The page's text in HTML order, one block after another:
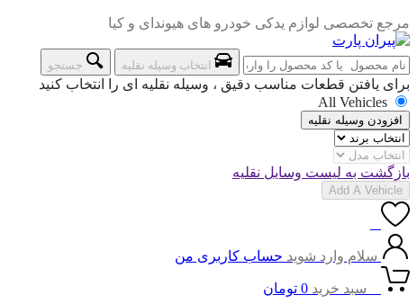
مرجع تخصصی لوازم یدکی خودرو های هیوندای و کیا
انتخاب وسیله نقلیه جستجو
برای یافتن قطعات مناسب دقیق ، وسیله نقلیه ای را انتخاب کنید
All Vehicles
افزودن وسیله نقلیه
بازگشت به لیست وسایل نقلیه
Add A Vehicle
سلام وارد شوید حساب کاربری من
سبد خرید 0 تومان